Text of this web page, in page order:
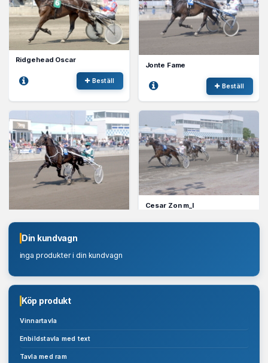
Ridgehead Oscar
Beställ
Jonte Fame
Beställ
Tarzan Boko
Cesar Zon m_l
Emilio Chill
Din kundvagn
inga produkter i din kundvagn
Köp produkt
Vinnartavla
Enbildstavla med text
Tavla med ram